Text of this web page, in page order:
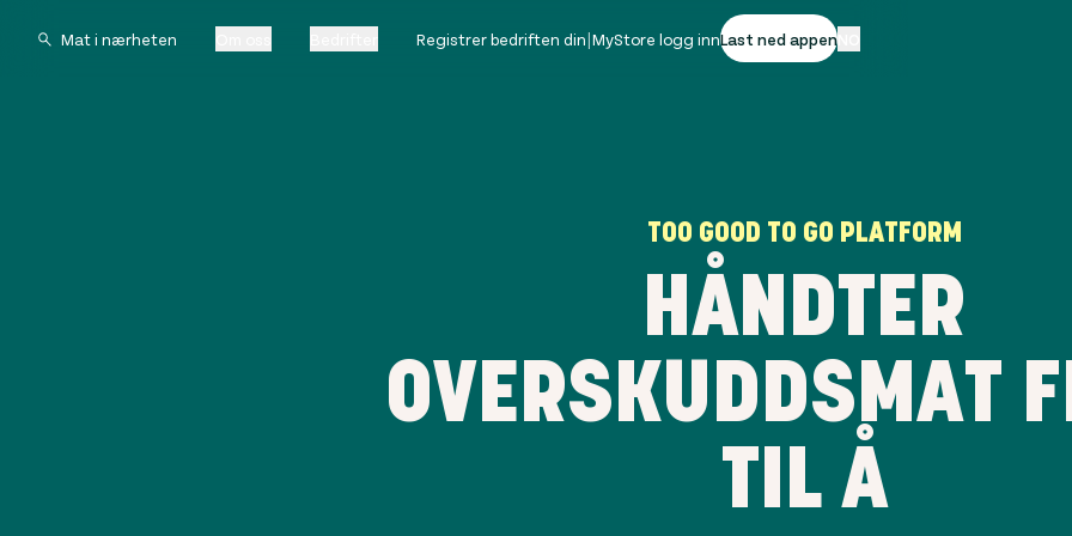
Registrer bedriften din|MyStore logg innLast ned appen
TOO GOOD TO GO PLATFORM
HÅNDTER
OVERSKUDDSMAT
TIL Å